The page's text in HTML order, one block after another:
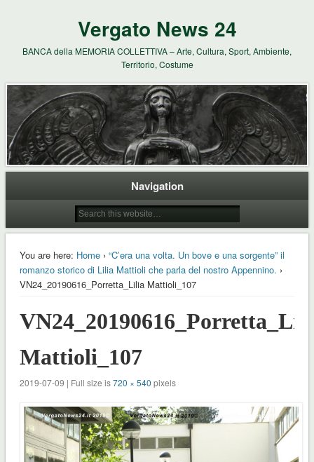
Vergato News 24
BANCA della MEMORIA COLLETTIVA – Arte, Cultura, Sport, Ambiente,
Territorio, Costume
Navigation
You are here: Home› “C’era una volta. Un bove e una sorgente” il
romanzo storico di Lilia Mattioli che parla del nostro Appennino. ›
VN24_20190616_Porretta_Lilia Mattioli_107
Mattioli_107
2019-07-09 | Full size is720 × 540 pixels